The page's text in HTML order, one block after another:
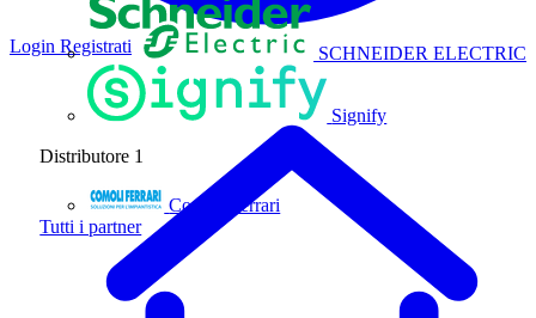
SCHNEIDER ELECTRIC
Signify
Distributore 1
Comoli Ferrari
Tutti i partner
Login Registrati